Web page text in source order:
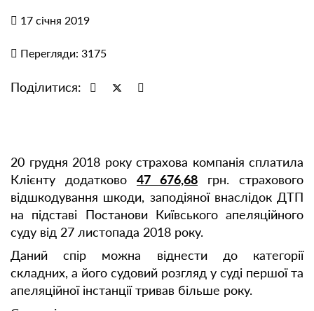
17 січня 2019
Перегляди: 3175
Поділитися:
20 грудня 2018 року страхова компанія сплатила
Клієнту додатково 47 676,68 грн. страхового
відшкодування шкоди, заподіяної внаслідок ДТП
на підставі Постанови Київського апеляційного
суду від 27 листопада 2018 року.
Даний спір можна віднести до категорії
складних, а його судовий розгляд у суді першої та
апеляційної інстанції тривав більше року.